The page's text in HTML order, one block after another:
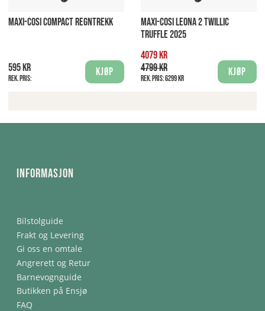
MAXI-COSI COMPACT REGNTREKK
595 kr
Rek. pris:
Kjøp
MAXI-COSI LEONA 2 TWILLIC
TRUFFLE 2025
4079 kr
4799 kr
Rek. pris:6299 kr
Kjøp
Informasjon
Bilstolguide
Frakt og Levering
Gi oss en omtale
Angrerett og Retur
Barnevognguide
Butikken på Ensjø
FAQ